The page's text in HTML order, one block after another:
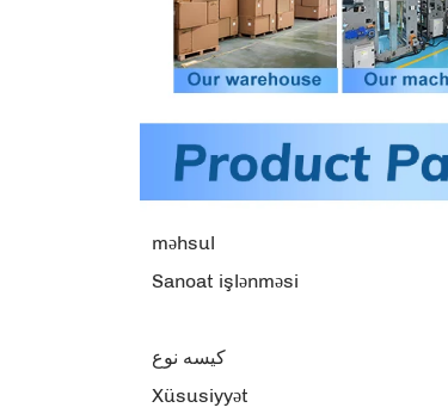
məhsul
Sanoat işlənməsi
کیسه نوع
Xüsusiyyət